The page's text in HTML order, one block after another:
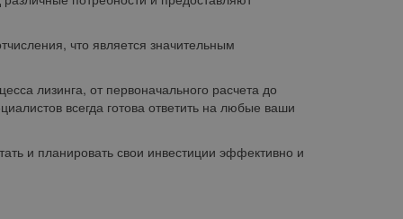
что является значительным
лизинга, от первоначального расчета до
всегда готова ответить на любые ваши
и планировать свои инвестиции эффективно и